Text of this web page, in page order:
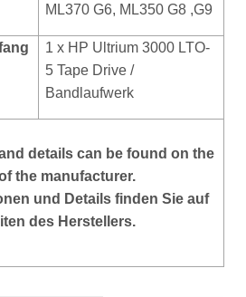
ML370 G6, ML350 G8 ,G9
1 x HP Ultrium 3000 LTO-
5 Tape Drive /
Bandlaufwerk
details can be found on the
the manufacturer.
und Details finden Sie auf
des Herstellers.